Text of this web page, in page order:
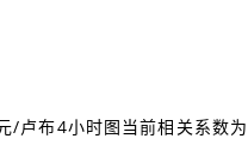
/卢布4小时图当前相关系数为